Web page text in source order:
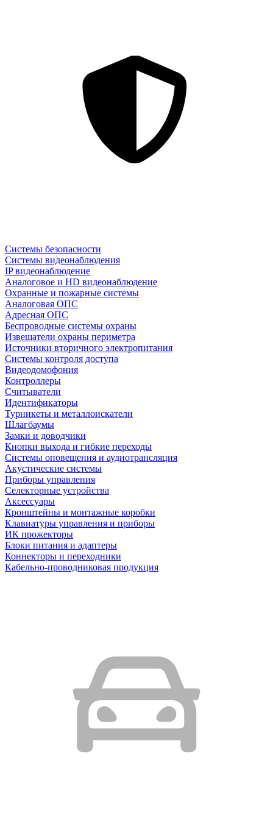
Системы безопасности
Системы видеонаблюдения
IP видеонаблюдение
Аналоговое и HD видеонаблюдение
Охранные и пожарные системы
Аналоговая ОПС
Адресная ОПС
Беспроводные системы охраны
Извещатели охраны периметра
Источники вторичного электропитания
Системы контроля доступа
Видеодомофония
Контроллеры
Считыватели
Идентификаторы
Турникеты и металлоискатели
Шлагбаумы
Замки и доводчики
Кнопки выхода и гибкие переходы
Системы оповещения и аудиотрансляция
Акустические системы
Приборы управления
Селекторные устройства
Аксессуары
Кронштейны и монтажные коробки
Клавиатуры управления и приборы
ИК прожекторы
Блоки питания и адаптеры
Коннекторы и переходники
Кабельно-проводниковая продукция